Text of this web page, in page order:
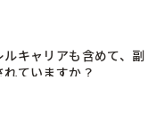
を行ってもらうか、どの
して仕事を任せられる」と
して、募集していくとよ
キャリアも含めて、副
ていますか？